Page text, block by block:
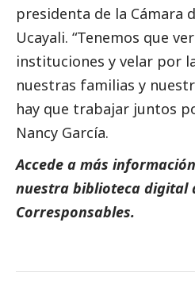
presidenta de la Cámara
Ucayali. “Tenemos que
instituciones y velar por
nuestras familias y
hay que trabajar juntos
Nancy García.
Accede a más
nuestra biblioteca digital
Corresponsables.